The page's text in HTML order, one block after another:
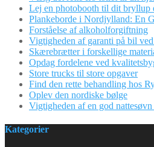
Lej en photobooth til dit bryllup
Plankeborde i Nordjylland: En
Forståelse af alkoholforgiftning
Vigtigheden af garanti på bil
Skærebrætter i forskellige
Opdag fordelene ved
Store trucks til store opgaver
Find den rette behandling hos
Oplev den nordiske bølge
Vigtigheden af en god
Kategorier